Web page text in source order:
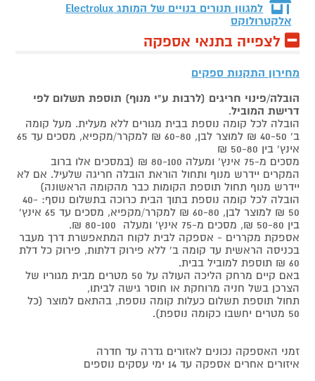
למגוון תנורים בנויים של המותג Electrolux
אלקטרולוקס
לצפייה בתנאי אספקה
מחירון התקנות ספקים
הובלה/פינוי חריגים (לרבות ע"י מנוף) תוספת תשלום לפי
דרישת המוביל.
הובלה לכל קומה נוספת בבית מגורים ללא מעלית. מעל קומה
ב' 40-50 ₪ למוצר לבן, 60-80 ₪ למקרר/מקפיא, מסכים עד 65
אינץ' בין 50-80 ₪
מסכים מ-75 אינץ' ומעלה 80-100 ₪ (במסכים אלו ברוב
המקרים יידרש מנוף ותחול הוראת הובלה חריגה שלעיל. אם לא
יידרש מנוף תחול תוספת הקומות כבר מהקומה הראשונה)
הובלה לכל קומה נוספת בתוך הבית כרוכה בתשלום נוסף: 40-
50 ₪ למוצר לבן, 60-80 ₪ למקרר/מקפיא, מסכים עד 65 אינץ'
בין 50-80 ₪, מסכים מ-75 אינץ' ומעלה 80-100 ₪.
אספקת מקררים - אספקה לבית לקוח המתאפשרת דרך מעבר
בכניסה הראשית עד קומה ב' ללא פירוק דלתות, פירוק כל דלת
60 ₪ תוספת למוביל בבית.
באם קיים מרחק הליכה העולה על 50 מטרים מבית מגוריו של
הצרכן בשל חניה מרוחקת או חוסר גישה לביתו,
תחול תוספת תשלום כעלות קומה נוספת, בהתאם למוצר (כל
50 מטרים יחשבו כקומה נוספת).
זמני האספקה נכונים לאזורים גדרה עד חדרה
איזורים אחרים אספקה עד 14 ימי עסקים נוספים